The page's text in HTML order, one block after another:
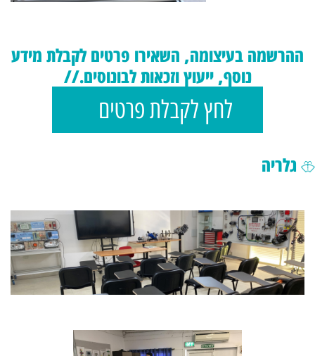
ההרשמה בעיצומה, השאירו פרטים לקבלת מידע
נוסף, ייעוץ וזכאות לבונוסים.//
לחץ לקבלת פרטים
גלריה